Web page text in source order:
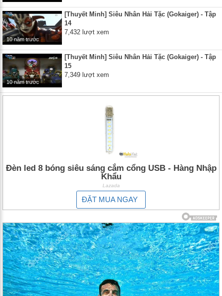
10 năm trước
[Thuyết Minh] Siêu Nhân Hải Tặc (Gokaiger) - Tập
14
7,432 lượt xem
10 năm trước
[Thuyết Minh] Siêu Nhân Hải Tặc (Gokaiger) - Tập
15
7,349 lượt xem
Đèn led 8 bóng siêu sáng cắm cổng USB - Hàng Nhập
Khẩu
Lazada
ĐẶT MUA NGAY